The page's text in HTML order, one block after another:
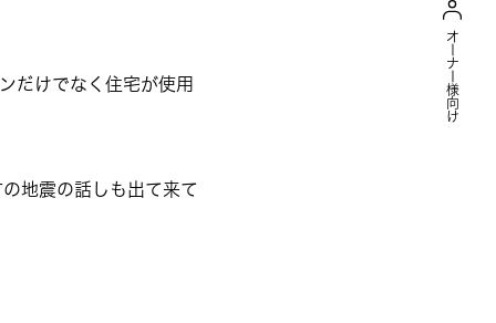
オーナー様向け
だけでなく住宅が使用
地震の話しも出て来て